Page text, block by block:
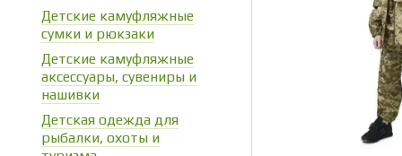
Детские камуфляжные
сумки и рюкзаки
Детские камуфляжные
аксессуары, сувениры и
нашивки
Детская одежда для
рыбалки, охоты и